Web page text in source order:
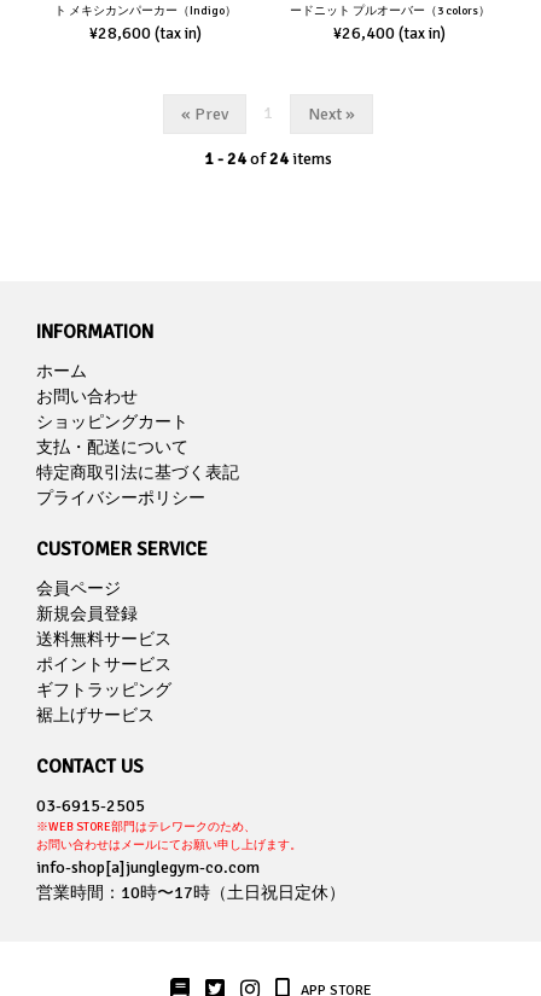
ト メキシカンパーカー（Indigo）
¥28,600(tax in)
ードニット プルオーバー（3 colors）
¥26,400(tax in)
« Prev 1 Next »
1 - 24of24items
INFORMATION
ホーム
お問い合わせ
ショッピングカート
支払・配送について
特定商取引法に基づく表記
プライバシーポリシー
CUSTOMER SERVICE
会員ページ
新規会員登録
送料無料サービス
ポイントサービス
ギフトラッピング
裾上げサービス
CONTACT US
03-6915-2505
※WEB STORE部門はテレワークのため、
お問い合わせはメールにてお願い申し上げます。
info-shop[a]junglegym-co.com
営業時間：10時〜17時（土日祝日定休）
APP STORE